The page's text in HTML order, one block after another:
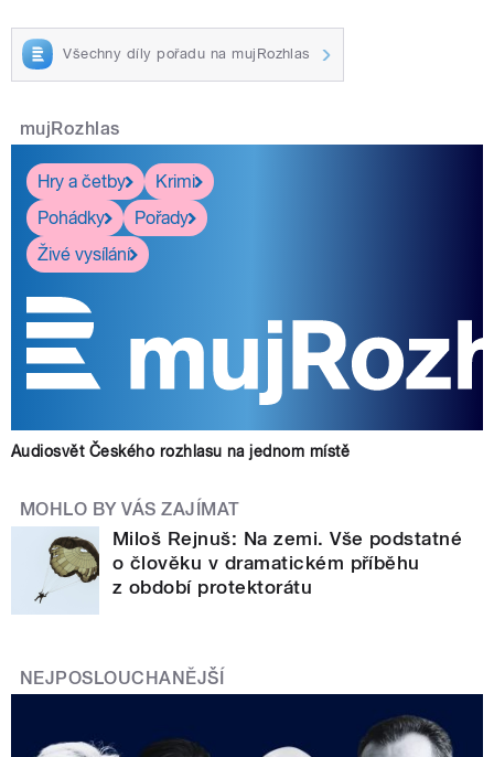
Všechny díly pořadu na mujRozhlas
mujRozhlas
Hry a četby
Krimi
Pohádky
Pořady
Živé vysílání
Audiosvět Českého rozhlasu na jednom místě
MOHLO BY VÁS ZAJÍMAT
Miloš Rejnuš: Na zemi. Vše podstatné
o člověku v dramatickém příběhu
z období protektorátu
NEJPOSLOUCHANĚJŠÍ